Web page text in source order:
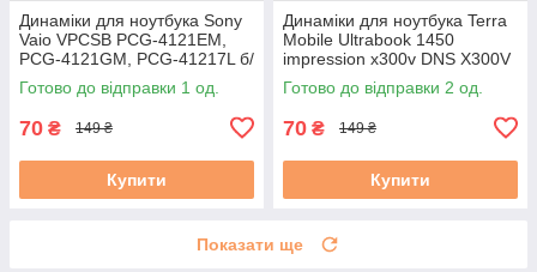
Динаміки для ноутбука Sony
Vaio VPCSB PCG-4121EM,
PCG-4121GM, PCG-41217L б/
в
Готово до відправки 1 од.
70 ₴ 149 ₴
Купити
Динаміки для ноутбука Terra
Mobile Ultrabook 1450
impression x300v DNS X300V
б/в
Готово до відправки 2 од.
70 ₴ 149 ₴
Купити
Показати ще